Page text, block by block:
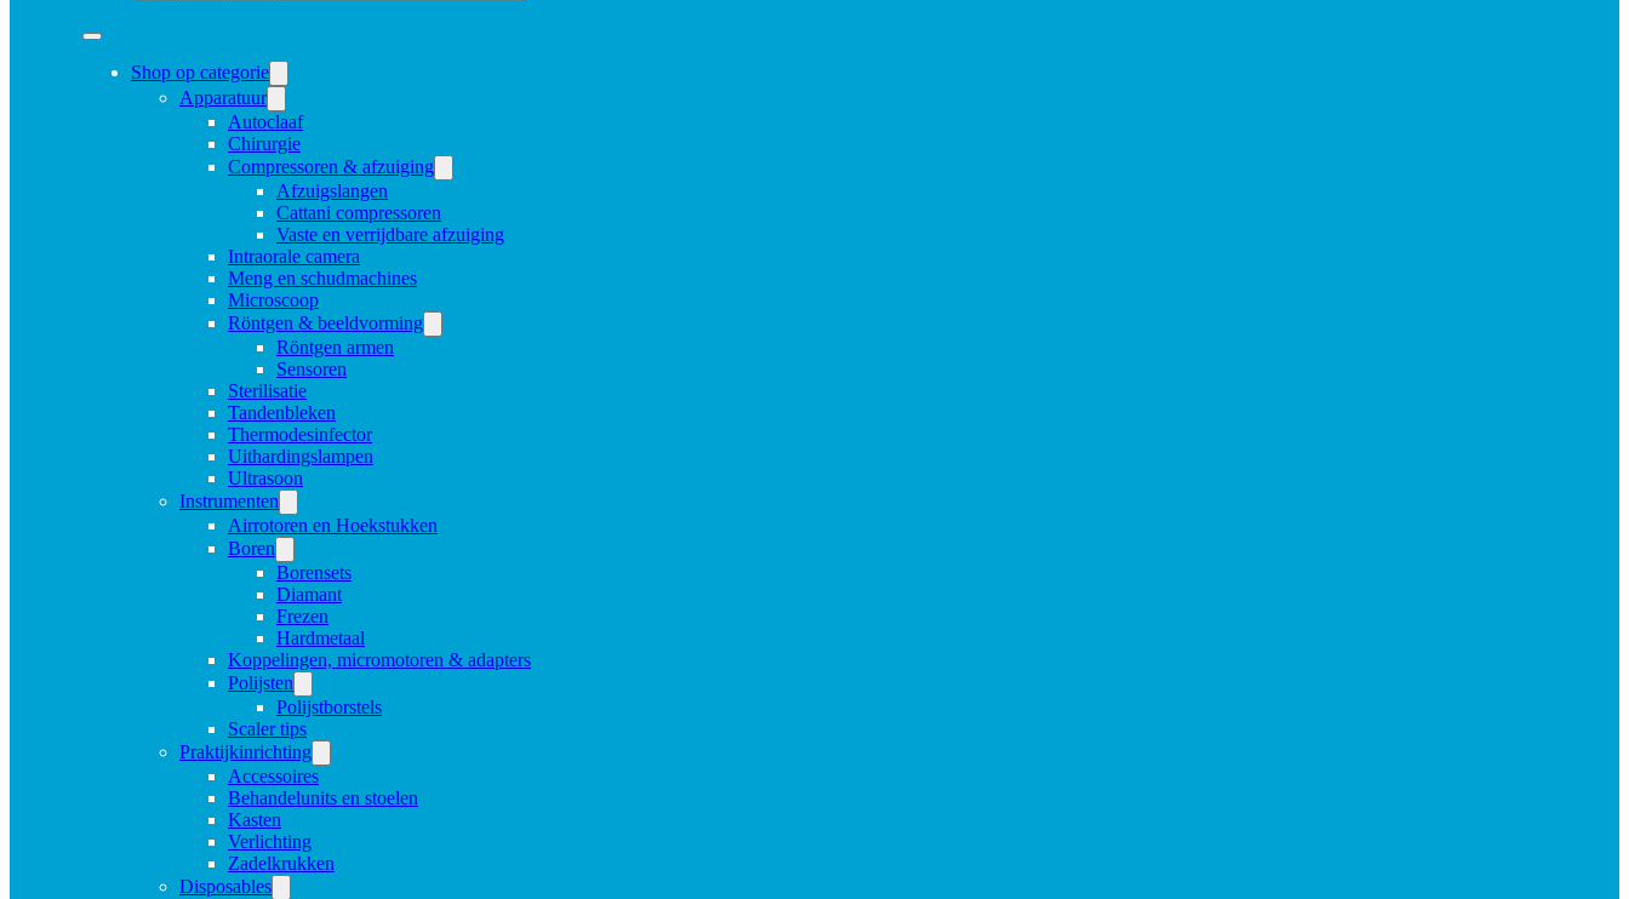
Shop op categorie
Apparatuur
Autoclaaf
Chirurgie
Compressoren & afzuiging
Afzuigslangen
Cattani compressoren
Vaste en verrijdbare afzuiging
Intraorale camera
Meng en schudmachines
Microscoop
Röntgen & beeldvorming
Röntgen armen
Sensoren
Sterilisatie
Tandenbleken
Thermodesinfector
Uithardingslampen
Ultrasoon
Instrumenten
Airrotoren en Hoekstukken
Boren
Borensets
Diamant
Frezen
Hardmetaal
Koppelingen, micromotoren & adapters
Polijsten
Polijstborstels
Scaler tips
Praktijkinrichting
Accessoires
Behandelunits en stoelen
Kasten
Verlichting
Zadelkrukken
Disposables